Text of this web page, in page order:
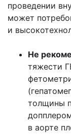
проведении
может
и
Не
тяжести
толщины
в аорте